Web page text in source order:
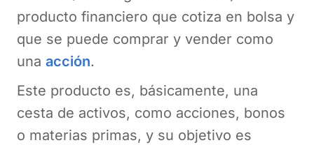
producto financiero que cotiza en bolsa y
que se puede comprar y vender como
una acción.
Este producto es, básicamente, una
cesta de activos, como acciones, bonos
o materias primas, y su objetivo es